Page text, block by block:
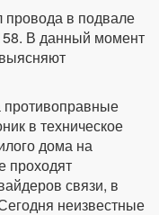
провода в подвале
В данный момент
в техническое
дома на
проходят
связи, в
неизвестные